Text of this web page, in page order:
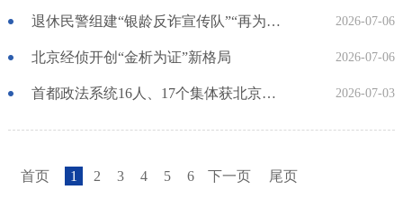
退休民警组建“银龄反诈宣传队”“再为居民做点事儿” 2026-07-06
北京经侦开创“金析为证”新格局 2026-07-06
首都政法系统16人、17个集体获北京市“两优一先”表彰 2026-07-03
首页 1 2 3 4 5 6 下一页 尾页